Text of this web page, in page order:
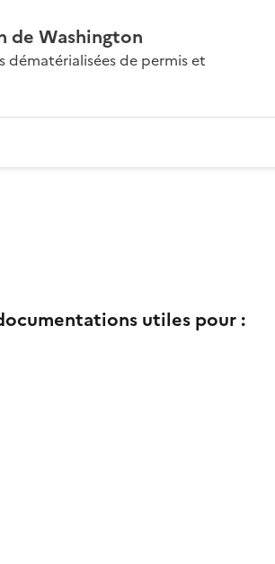
de Washington
dématérialisées de permis et
utiles pour :